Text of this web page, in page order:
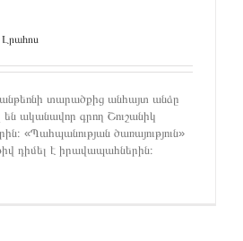
Լրահոս
տարածքից անհայտ անձը
ականավոր գրող Շուշանիկ
«Պահպանության ծառայություն»
դիմել է իրավապահներին։